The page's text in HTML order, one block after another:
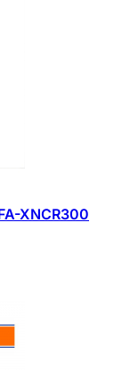
XNCR300